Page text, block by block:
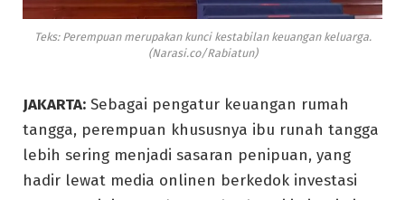
Teks: Perempuan merupakan kunci kestabilan keuangan keluarga.
(Narasi.co/Rabiatun)
JAKARTA: Sebagai pengatur keuangan rumah
tangga, perempuan khususnya ibu runah tangga
lebih sering menjadi sasaran penipuan, yang
hadir lewat media onlinen berkedok investasi